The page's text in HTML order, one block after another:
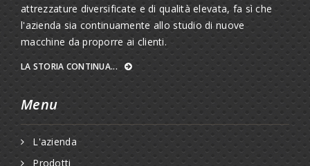
attrezzature diversificate e di qualità elevata, fa sì che
l'azienda sia continuamente allo studio di nuove
macchine da proporre ai clienti.
LA STORIA CONTINUA...
Menu
L'azienda
Prodotti